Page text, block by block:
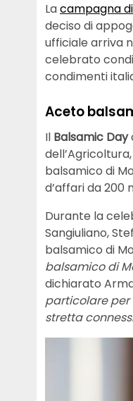
Lacampagna
deciso di
ufficiale arriva
celebrato
condimenti
Aceto
Il Balsamic Day
balsamico di
d’affari da 200
Durante la
Sangiuliano,
balsamico di
balsamico di
dichiarato
particolare per
stretta